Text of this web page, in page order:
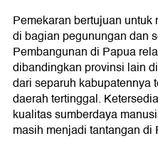
Pemekaran bertujuan
di bagian pegunungan dan
Pembangunan di Papua
dibandingkan provinsi lain
dari separuh kabupatennya
daerah tertinggal.
kualitas sumberdaya
masih menjadi tantangan di